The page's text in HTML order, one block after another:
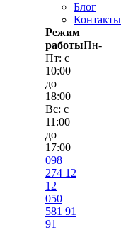
Блог
Контакты
Режим
работыПн-
Пт: с
10:00
до
18:00
Вс: с
11:00
до
17:00
098
274 12
12
050
581 91
91